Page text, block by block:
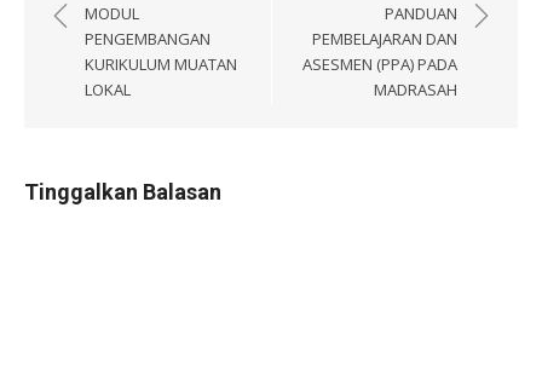
posMODUL
PENGEMBANGAN
KURIKULUM MUATAN
LOKAL
PANDUAN
PEMBELAJARAN DAN
ASESMEN (PPA) PADA
MADRASAH
Tinggalkan Balasan